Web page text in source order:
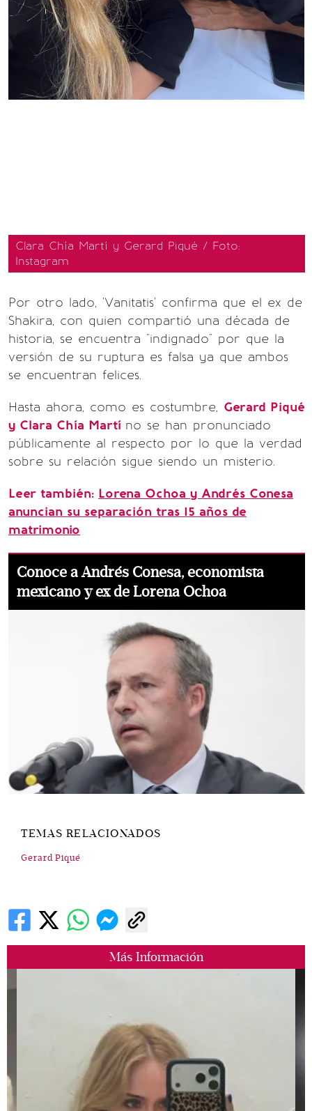
Más Información
Clara Chía Martí y Gerard Piqué / Foto:
Instagram
Por otro lado, 'Vanitatis' confirma que el ex de
Shakira, con quien compartió una década de
historia, se encuentra "indignado" por que la
versión de su ruptura es falsa ya que ambos
se encuentran felices.
Hasta ahora, como es costumbre, Gerard Piqué
y Clara Chía Martí no se han pronunciado
públicamente al respecto por lo que la verdad
sobre su relación sigue siendo un misterio.
Leer también: Lorena Ochoa y Andrés Conesa
anuncian su separación tras 15 años de
matrimonio
Conoce a Andrés Conesa, economista
mexicano y ex de Lorena Ochoa
TEMAS RELACIONADOS
Gerard Piqué